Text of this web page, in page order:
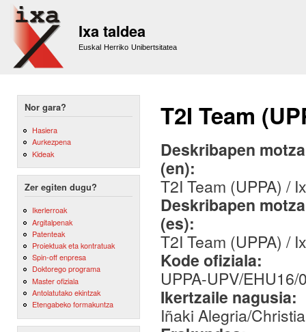
Ixa taldea
Euskal Herriko Unibertsitatea
Nor gara?
Hasiera
Aurkezpena
Kideak
Zer egiten dugu?
Ikerlerroak
Argitalpenak
Patenteak
Proiektuak eta kontratuak
Spin-off enpresa
Doktorego programa
Master ofiziala
Antolatutako ekintzak
Etengabeko formakuntza
T2I Team
Deskribapen
(en):
T2I Team (UPPA) /
Deskribapen
(es):
T2I Team (UPPA) /
Kode ofiziala:
UPPA-UPV/EHU16/
Ikertzaile nagusia:
Iñaki Alegria/